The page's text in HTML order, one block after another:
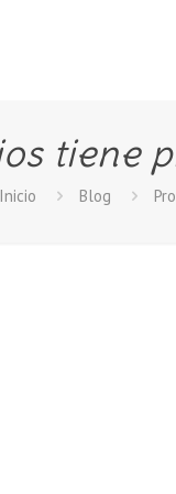
tiene
Inicio Blog